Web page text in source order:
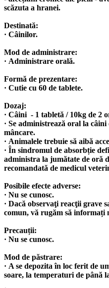
scăzuta a hranei.
Destinată:
· Câinilor.
Mod de administrare:
· Administrare orală.
Formă de prezentare:
· Cutie cu 60 de tablete.
Dozaj:
· Câini - 1 tabletă / 10kg de 2
· Se administrează oral la
mâncare.
· Animalele trebuie să aibă
· În sindromul de absorbție
administra la jumătate de oră
recomandată de medicul
Posibile efecte adverse:
· Nu se cunosc.
· Dacă observaţi reacţii grave
comun, vă rugăm să informați
Precauții:
· Nu se cunosc.
Mod de păstrare:
· A se depozita în loc ferit de
soare, la temperaturi de până